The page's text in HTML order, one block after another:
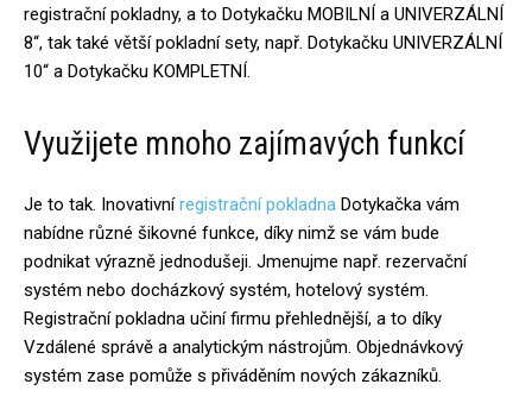
registrační pokladny, a to Dotykačku MOBILNÍ a UNIVERZÁLNÍ
8“, tak také větší pokladní sety, např. Dotykačku UNIVERZÁLNÍ
10“ a Dotykačku KOMPLETNÍ.
Využijete mnoho zajímavých funkcí
Je to tak. Inovativníregistrační pokladna Dotykačka vám
nabídne různé šikovné funkce, díky nimž se vám bude
podnikat výrazně jednodušeji. Jmenujme např. rezervační
systém nebo docházkový systém, hotelový systém.
Registrační pokladna učiní firmu přehlednější, a to díky
Vzdálené správě a analytickým nástrojům. Objednávkový
systém zase pomůže s přiváděním nových zákazníků.